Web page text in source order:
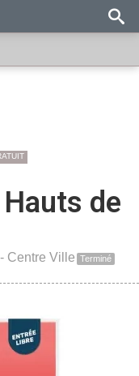
de
- Centre Ville Terminé